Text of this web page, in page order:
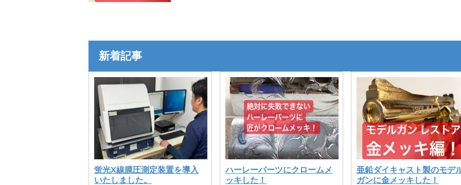
新着記事
蛍光X線膜圧測定装置を導入
いたしました。
ハーレーパーツにクロームメ
ッキした！
亜鉛ダイキャスト製のモデ
ガンに金メッキした！